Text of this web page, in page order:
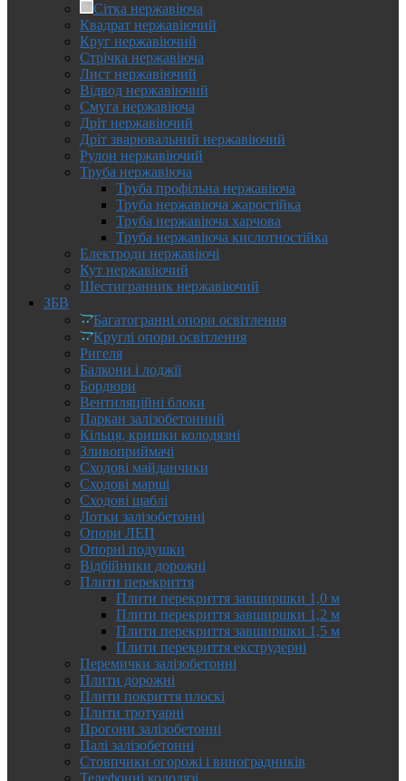
Сітка нержавіюча
Квадрат нержавіючий
Круг нержавіючий
Стрічка нержавіюча
Лист нержавіючий
Відвод нержавіючий
Смуга нержавіюча
Дріт нержавіючий
Дріт зварювальний нержавіючий
Рулон нержавіючий
Труба нержавіюча
Труба профільна нержавіюча
Труба нержавіюча жаростійка
Труба нержавіюча харчова
Труба нержавіюча кислотностійка
Електроди нержавіючі
Кут нержавіючий
Шестигранник нержавіючий
ЗБВ
Багатогранні опори освітлення
Круглі опори освітлення
Ригеля
Балкони і лоджії
Бордюри
Вентиляційні блоки
Паркан залізобетонний
Кільця, кришки колодязні
Зливоприймачі
Сходові майданчики
Сходові марші
Сходові щаблі
Лотки залізобетонні
Опори ЛЕП
Опорні подушки
Відбійники дорожні
Плити перекриття
Плити перекриття завширшки 1,0 м
Плити перекриття завширшки 1,2 м
Плити перекриття завширшки 1,5 м
Плити перекриття екструдерні
Перемички залізобетонні
Плити дорожні
Плити покриття плоскі
Плити тротуарні
Прогони залізобетонні
Палі залізобетонні
Стовпчики огорожі і виноградників
Телефонні колодязі